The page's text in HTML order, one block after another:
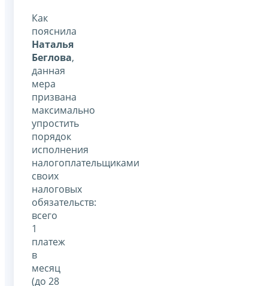
Как
пояснила
Наталья
Беглова,
данная
мера
призвана
максимально
упростить
порядок
исполнения
налогоплательщиками
своих
налоговых
обязательств:
всего
1
платеж
в
месяц
(до 28